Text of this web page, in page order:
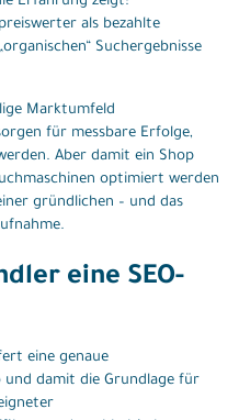
als bezahlte
Suchergebnisse
Marktumfeld
für messbare Erfolge,
Aber damit ein Shop
optimiert werden
gründlichen – und das
eine SEO-
eine genaue
und damit die Grundlage für